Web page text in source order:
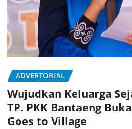
ADVERTORIAL
Wujudkan Keluarga
TP. PKK Bantaeng
Goes to Village